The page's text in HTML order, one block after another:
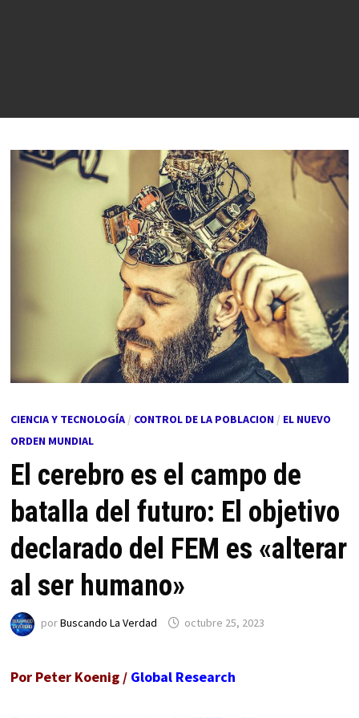
CIENCIA Y TECNOLOGÍA/ CONTROL DE LA POBLACION/ EL NUEVO
ORDEN MUNDIAL
El cerebro es el campo de
batalla del futuro: El objetivo
declarado del FEM es «alterar
al ser humano»
porBuscando La Verdad octubre 25, 2023
Por Peter Koenig / Global Research